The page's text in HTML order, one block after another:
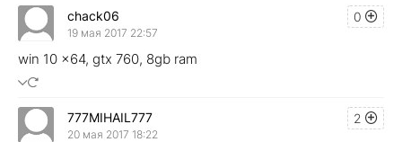
0
chack06
19 мая 2017 22:57
win 10 x64, gtx 760, 8gb ram
2
777MIHAIL777
20 мая 2017 18:22